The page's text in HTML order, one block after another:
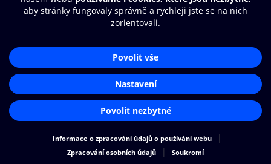
Cookies
Aplikace O2 Knihovna
Čti a poslouchej své e-knihy a
audioknihy rychleji a pohodlněji.